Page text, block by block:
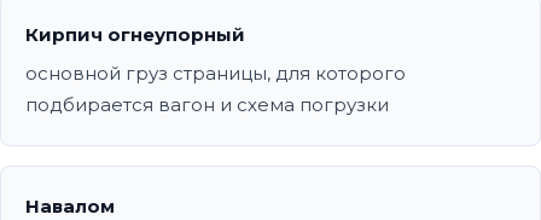
Кирпич огнеупорный
основной груз страницы, для которого
подбирается вагон и схема погрузки
Навалом